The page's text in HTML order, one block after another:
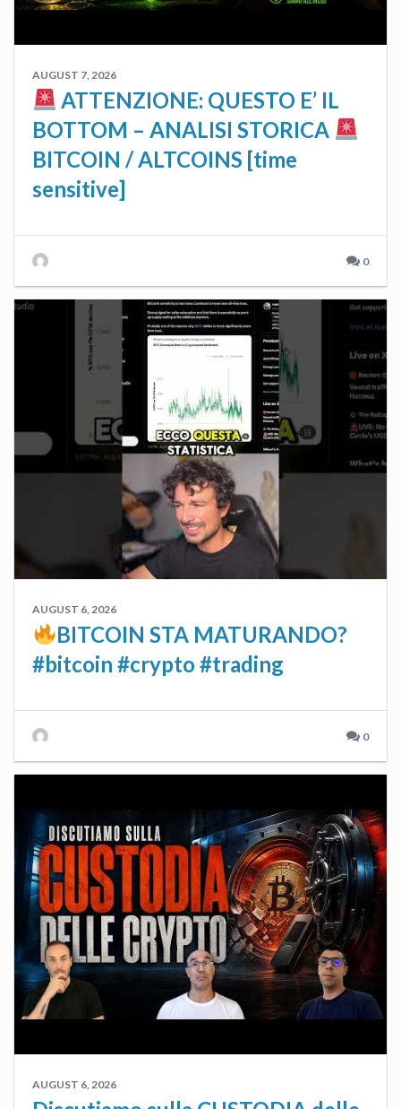
AUGUST 7, 2026
ATTENZIONE: QUESTO E’ IL
BOTTOM – ANALISI STORICA
BITCOIN / ALTCOINS [time
sensitive]
0
AUGUST 6, 2026
BITCOIN STA MATURANDO?
#bitcoin #crypto #trading
0
AUGUST 6, 2026